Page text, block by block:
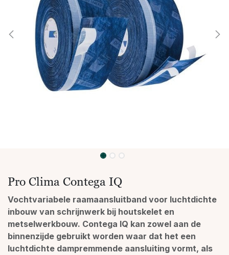
Pro Clima Contega IQ
Vochtvariabele raamaansluitband voor luchtdichte
inbouw van schrijnwerk bij houtskelet en
metselwerkbouw. Contega IQ kan zowel aan de
binnenzijde gebruikt worden waar dat het een
luchtdichte dampremmende aansluiting vormt, als